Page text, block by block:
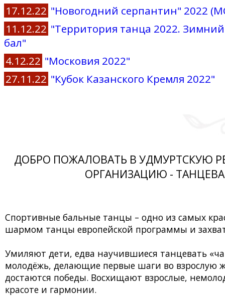
17.12.22 "Новогодний серпантин" 2022
11.12.22 "Территория танца 2022. Зимний
бал"
4.12.22 "Московия 2022"
27.11.22 "Кубок Казанского Кремля 2022"
ДОБРО ПОЖАЛОВАТЬ В УДМУРТСКУЮ
ОРГАНИЗАЦИЮ -
Спортивные бальные танцы – одно из самых
шармом танцы европейской программы и
Умиляют дети, едва научившиеся танцевать
молодёжь, делающие первые шаги во взрослую
достаются победы. Восхищают взрослые,
красоте и гармонии.